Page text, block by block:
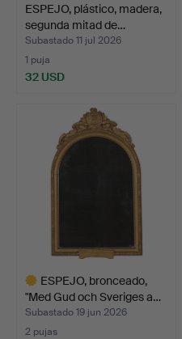
ESPEJO, plástico, madera,
segunda mitad de…
Subastado 11 jul 2026
1 puja
32 USD
ESPEJO, bronceado,
"Med Gud och Sveriges a…
Subastado 19 jun 2026
2 pujas